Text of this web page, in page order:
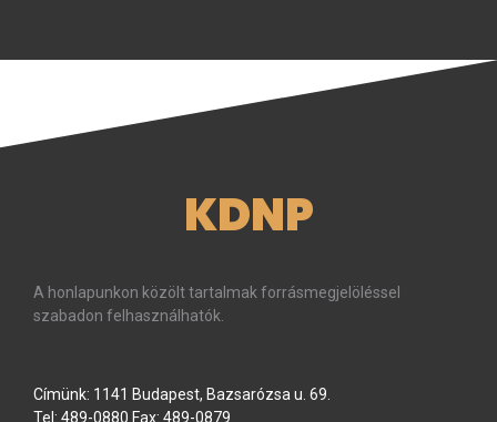
KDNP
A honlapunkon közölt tartalmak forrásmegjelöléssel
szabadon felhasználhatók.
Címünk: 1141 Budapest, Bazsarózsa u. 69.
Tel: 489-0880 Fax: 489-0879